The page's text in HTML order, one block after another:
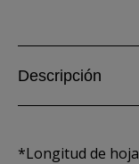
Descripción
*Longitud de